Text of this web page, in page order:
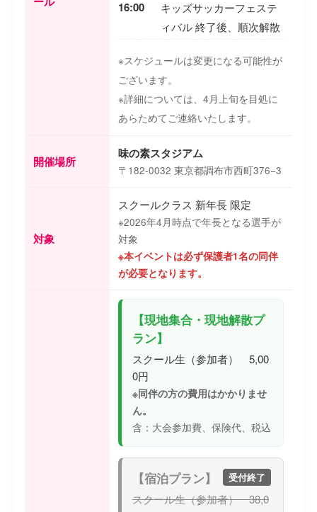
16:00
キッズサッカーフェステ
ィバル 終了後、順次解散
※スケジュールは変更になる可能性が
ございます。
※詳細については、4月上旬を目処に
あらためてご連絡いたします。
開催場所
味の素スタジアム
〒182-0032 東京都調布市西町376−3
対象
スクールクラス 新年長 限定
※2026年4月時点で年長となる選手が
対象
※本イベントは必ず保護者1名の同伴
が必要となります。
【現地集合・現地解散プ
ラン】
スクール生（参加者） 5,00
0円
※同伴の方の費用はかかりませ
ん。
含：大会参加費、保険代、税込
【宿泊プラン】 受付終了
スクール生（参加者） 38,0